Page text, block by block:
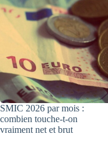
SMIC 2026 par mois :
combien touche-t-on
vraiment net et brut